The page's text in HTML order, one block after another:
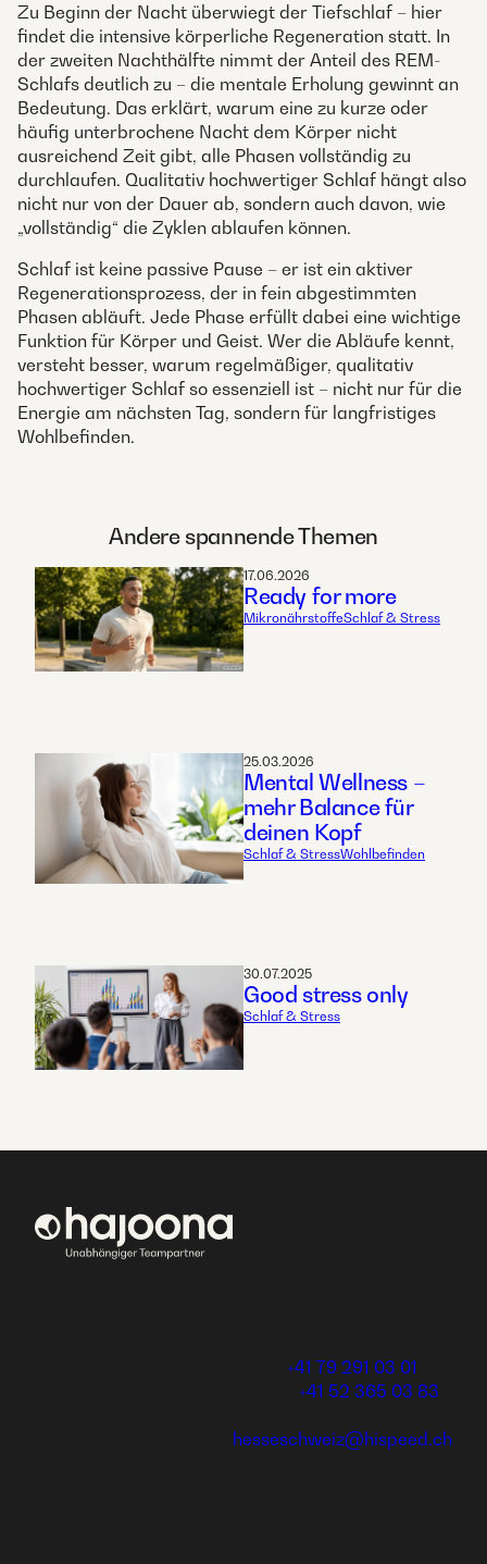
Zu Beginn der Nacht überwiegt der Tiefschlaf – hier
findet die intensive körperliche Regeneration statt. In
der zweiten Nachthälfte nimmt der Anteil des REM-
Schlafs deutlich zu – die mentale Erholung gewinnt an
Bedeutung. Das erklärt, warum eine zu kurze oder
häufig unterbrochene Nacht dem Körper nicht
ausreichend Zeit gibt, alle Phasen vollständig zu
durchlaufen. Qualitativ hochwertiger Schlaf hängt also
nicht nur von der Dauer ab, sondern auch davon, wie
„vollständig“ die Zyklen ablaufen können.
Schlaf ist keine passive Pause – er ist ein aktiver
Regenerationsprozess, der in fein abgestimmten
Phasen abläuft. Jede Phase erfüllt dabei eine wichtige
Funktion für Körper und Geist. Wer die Abläufe kennt,
versteht besser, warum regelmäßiger, qualitativ
hochwertiger Schlaf so essenziell ist – nicht nur für die
Energie am nächsten Tag, sondern für langfristiges
Wohlbefinden.
Andere spannende Themen
17.06.2026
Ready for more
MikronährstoffeSchlaf & Stress
25.03.2026
Mental Wellness –
mehr Balance für
deinen Kopf
Schlaf & StressWohlbefinden
30.07.2025
Good stress only
Schlaf & Stress
+41 79 291 03 01
+41 52 365 03 83
hesseschweiz@hispeed.ch